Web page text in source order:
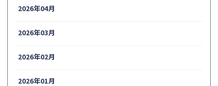
2026年04月
2026年03月
2026年02月
2026年01月